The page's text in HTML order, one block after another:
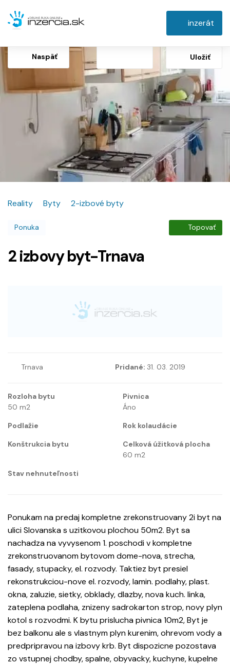
inzerát
Naspäť Uložiť
Reality Byty 2-izbové byty
Ponuka Topovať
2 izbovy byt-Trnava
Trnava Pridané: 31. 03. 2019
Rozloha bytu
50 m2
Pivnica
Áno
Podlažie
Rok kolaudácie
Konštrukcia bytu
Celková úžitková plocha
60 m2
Stav nehnuteľnosti
Ponukam na predaj kompletne zrekonstruovany 2i byt na
ulici Slovanska s uzitkovou plochou 50m2. Byt sa
nachadza na vyvysenom 1. poschodi v kompletne
zrekonstruovanom bytovom dome-nova, strecha,
fasady, stupacky, el. rozvody. Taktiez byt presiel
rekonstrukciou-nove el. rozvody, lamin. podlahy, plast.
okna, zaluzie, sietky, obklady, dlazby, nova kuch. linka,
zateplena podlaha, znizeny sadrokarton strop, novy plyn
kotol s rozvodmi. K bytu prislucha pivnica 10m2, Byt je
bez balkonu ale s vlastnym plyn kurenim, ohrevom vody a
predpripravou na izbovy krb. Byt dispozicne pozostava
zo vstupnej chodby, spalne, obyvacky, kuchyne, kupelne